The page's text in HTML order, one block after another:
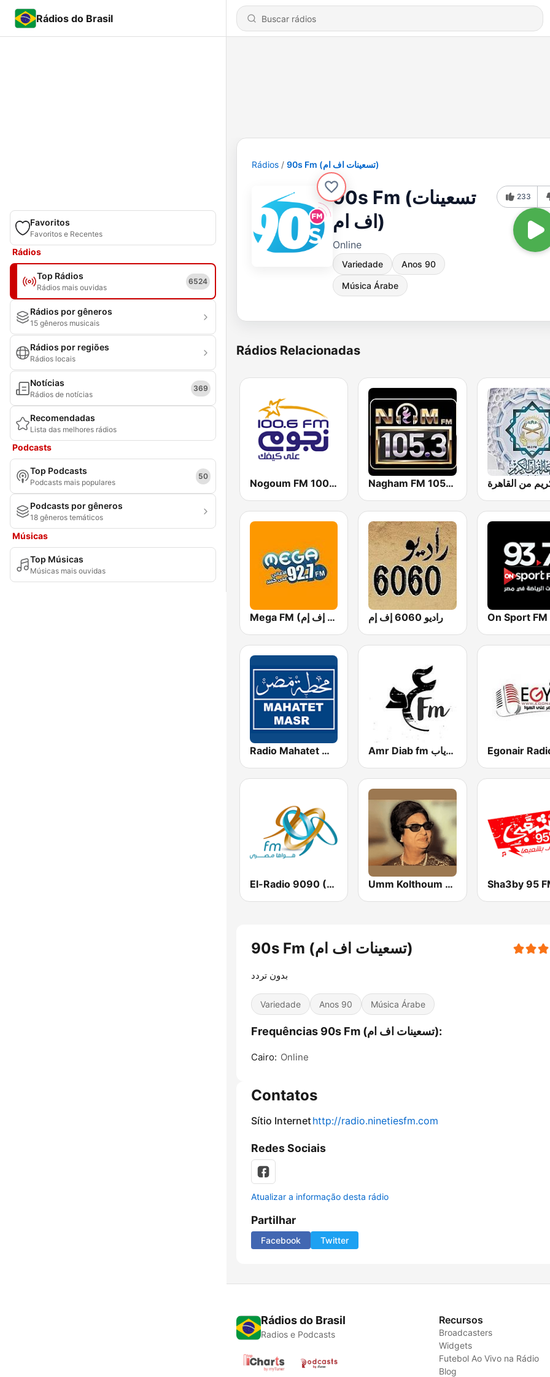
Rádios do Brasil
Favoritos
Favoritos e Recentes
Rádios
Top Rádios
Rádios mais ouvidas
6524
Rádios por gêneros
15 gêneros musicais
Rádios por regiões
Rádios locais
Notícias
Rádios de notícias
369
Recomendadas
Lista das melhores rádios
Podcasts
Top Podcasts
Podcasts mais populares
50
Podcasts por gêneros
18 gêneros temáticos
Músicas
Top Músicas
Músicas mais ouvidas
Rádios 90s Fm (تسعينات اف ام)
90s Fm (تسعينات
اف ام)
Online
Variedade Anos 90
Música Árabe
233
Rádios Relacionadas
Nogoum FM 100.6 (نجوم فم) Nagham FM 105.3 (نغم إف إم)
Mega FM (ميجا إف إم) راديو 6060 إف إم On Sport FM
Radio Mahatet Masr (محطة مصر) Amr Diab fm عمرو دياب
El-Radio‎ 9090 (الراديو٩٠٩٠) Umm Kolthoum راديو أم كلثوم Sha3by 95
90s Fm (تسعينات اف ام)
بدون تردد
Variedade Anos 90 Música Árabe
Frequências 90s Fm (تسعينات اف ام):
Cairo: Online
Contatos
Sítio Internethttp://radio.ninetiesfm.com
Redes Sociais
Atualizar a informação desta rádio
Partilhar
Facebook Twitter
Rádios do Brasil
Radios e Podcasts
Recursos
Broadcasters
Widgets
Futebol Ao Vivo na Rádio
Blog